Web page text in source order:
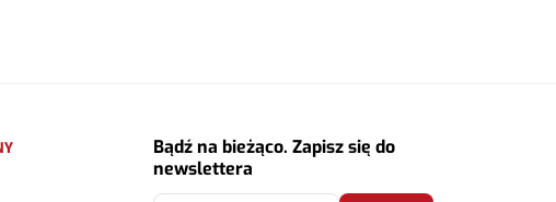
Bądź na bieżąco. Zapisz się do
newslettera